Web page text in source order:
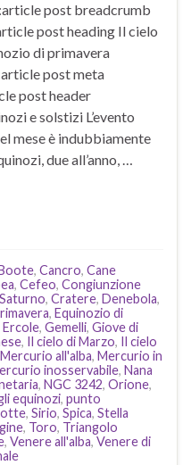
post breadcrumb
post heading Il cielo
di primavera
post meta
post header
e solstizi L’evento
mese è indubbiamente
due all’anno, …
, Cancro, Cane
, Cefeo, Congiunzione
, Cratere, Denebola,
, Equinozio di
Ercole, Gemelli, Giove di
, Il cielo di Marzo, Il cielo
Mercurio all'alba, Mercurio in
inosservabile, Nana
, NGC 3242, Orione,
equinozi, punto
, Sirio, Spica, Stella
, Toro, Triangolo
, Venere all'alba, Venere di